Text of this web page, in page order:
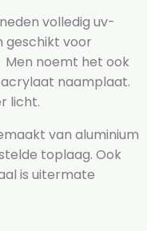
volledig uv-
geschikt voor
noemt het ook
naamplaat.
licht.
van aluminium
toplaag. Ook
is uitermate